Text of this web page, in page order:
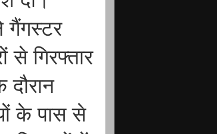
गैंगस्टर
से गिरफ्तार
दौरान
के पास से